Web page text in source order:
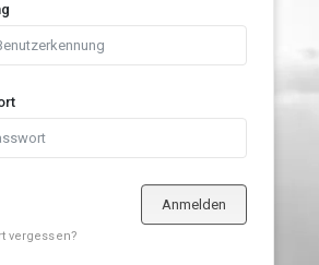
Anmelden
vergessen?